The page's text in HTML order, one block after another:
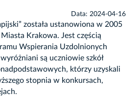
Data: 2024-04-16
została ustanowiona w 2005
Krakowa. Jest częścią
Wspierania Uzdolnionych
są uczniowie szkół
którzy uzyskali
stopnia w konkursach,